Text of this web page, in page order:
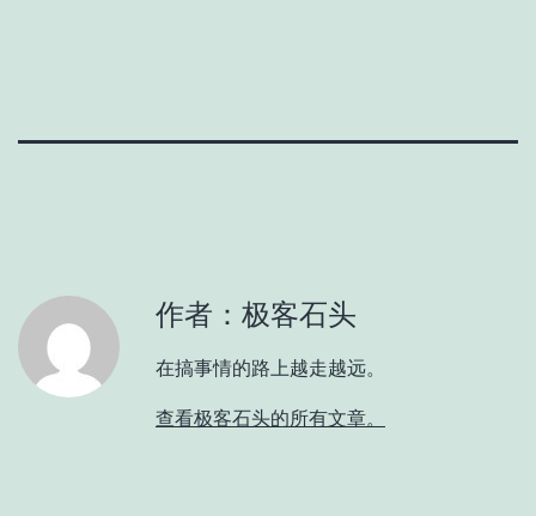
作者：极客石头
在搞事情的路上越走越远。
查看极客石头的所有文章。